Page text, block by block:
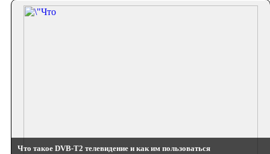
Что такое DVB-T2 телевидение и как им пользоваться